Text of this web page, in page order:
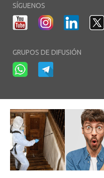
SÍGUENOS
GRUPOS DE DIFUSIÓN
Aviso Legal-Política de Privacidad-
© Copyright 2003 - 2026.